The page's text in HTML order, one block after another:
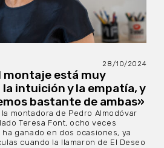
28/10/2024
montaje está muy
intuición y la empatía, y
bastante de ambas»
montadora de Pedro Almodóvar
Teresa Font, ocho veces
ha ganado en dos ocasiones, ya
cuando la llamaron de El Deseo